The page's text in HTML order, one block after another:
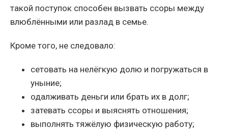
такой поступок способен вызвать ссоры между
влюблёнными или разлад в семье.
Кроме того, не следовало:
сетовать на нелёгкую долю и погружаться в
уныние;
одалживать деньги или брать их в долг;
затевать ссоры и выяснять отношения;
выполнять тяжёлую физическую работу;